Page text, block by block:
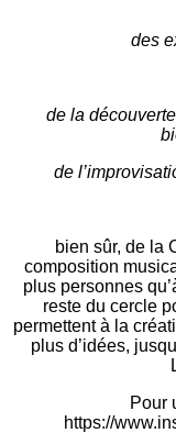
des
de la
de
bien sûr, de la
composition
plus personnes
reste du cercle
permettent à la
plus d’idées,
Pour
https://